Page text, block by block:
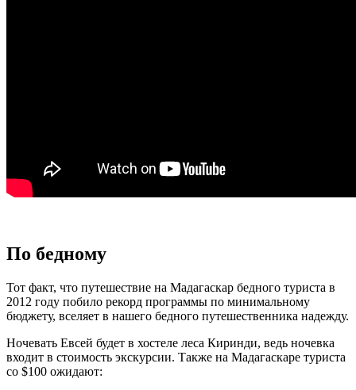
По бедному
Тот факт, что путешествие на Мадагаскар бедного туриста в
2012 году побило рекорд программы по минимальному
бюджету, вселяет в нашего бедного путешественника надежду.
Ночевать Евсей будет в хостеле леса Киринди, ведь ночевка
входит в стоимость экскурсии. Также на Мадагаскаре туриста
со $100 ожидают: